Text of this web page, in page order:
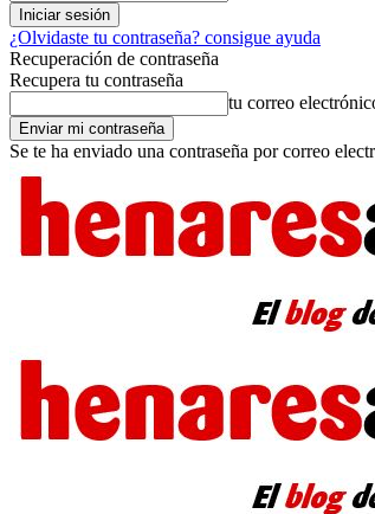
¿Olvidaste tu contraseña? consigue ayuda
Recuperación de contraseña
Recupera tu contraseña
tu correo
Se te ha enviado una contraseña por correo